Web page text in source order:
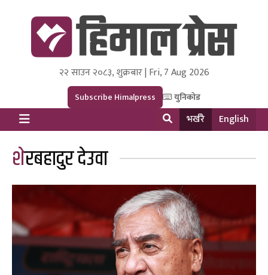
Himal Press
Dot NewsyNepal Media and Research Pvt Ltd.
२२ साउन २०८३, शुक्रबार | Fri, 7 Aug 2026
Subscribe Himalpress युनिकोड
भर्खरै English
शेरबहादुर देउवा